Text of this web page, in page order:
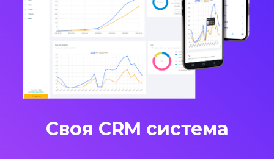
Своя CRM система